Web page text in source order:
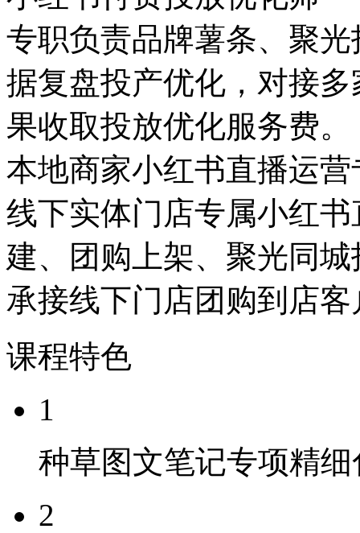
专职负责品牌薯条、聚
据复盘投产优化，对接
果收取投放优化服务费。
本地商家小红书直播运营
线下实体门店专属小红
建、团购上架、聚光同
承接线下门店团购到店客
课程特色
1
种草图文笔记专项精
2